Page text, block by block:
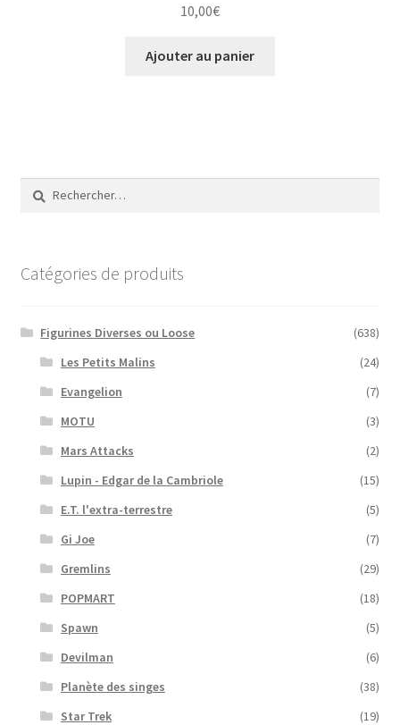
10,00€
Ajouter au panier
Rechercher :
Catégories de produits
Figurines Diverses ou Loose
(638)
Les Petits Malins
(24)
Evangelion
(7)
MOTU
(3)
Mars Attacks
(2)
Lupin - Edgar de la Cambriole
(15)
E.T. l'extra-terrestre
(5)
Gi Joe
(7)
Gremlins
(29)
POPMART
(18)
Spawn
(5)
Devilman
(6)
Planète des singes
(38)
Star Trek
(19)